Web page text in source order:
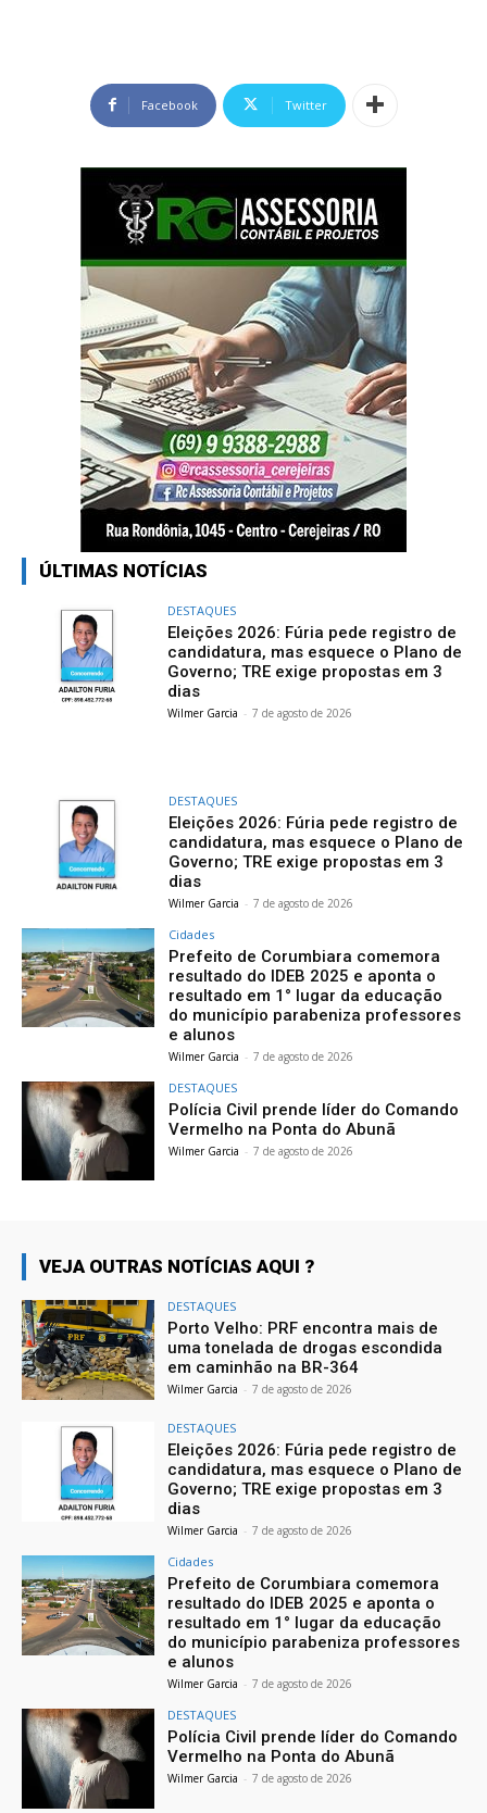
Facebook Twitter
ÚLTIMAS NOTÍCIAS
DESTAQUES
Eleições 2026: Fúria pede registro de
candidatura, mas esquece o Plano de
Governo; TRE exige propostas em 3
dias
Wilmer Garcia - 7 de agosto de 2026
DESTAQUES
Eleições 2026: Fúria pede registro de
candidatura, mas esquece o Plano de
Governo; TRE exige propostas em 3
dias
Wilmer Garcia - 7 de agosto de 2026
Cidades
Prefeito de Corumbiara comemora
resultado do IDEB 2025 e aponta o
resultado em 1° lugar da educação
do município parabeniza professores
e alunos
Wilmer Garcia - 7 de agosto de 2026
DESTAQUES
Polícia Civil prende líder do Comando
Vermelho na Ponta do Abunã
Wilmer Garcia - 7 de agosto de 2026
VEJA OUTRAS NOTÍCIAS AQUI ?
DESTAQUES
Porto Velho: PRF encontra mais de
uma tonelada de drogas escondida
em caminhão na BR-364
Wilmer Garcia - 7 de agosto de 2026
DESTAQUES
Eleições 2026: Fúria pede registro de
candidatura, mas esquece o Plano de
Governo; TRE exige propostas em 3
dias
Wilmer Garcia - 7 de agosto de 2026
Cidades
Prefeito de Corumbiara comemora
resultado do IDEB 2025 e aponta o
resultado em 1° lugar da educação
do município parabeniza professores
e alunos
Wilmer Garcia - 7 de agosto de 2026
DESTAQUES
Polícia Civil prende líder do Comando
Vermelho na Ponta do Abunã
Wilmer Garcia - 7 de agosto de 2026